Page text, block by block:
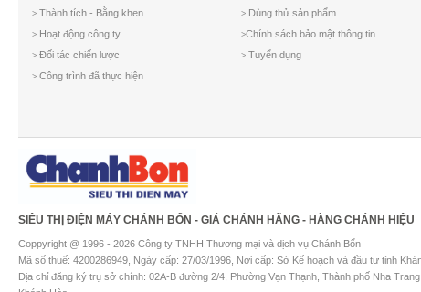
> Thành tích - Bằng khen
> Hoạt động công ty
> Đối tác chiến lược
> Công trình đã thực hiện
> Dùng thử sản phẩm
>Chính sách bảo mật thông tin
> Tuyển dụng
SIÊU THỊ ĐIỆN MÁY CHÁNH BỔN - GIÁ CHÁNH HÃNG - HÀNG CHÁNH HIỆU
Coppyright @ 1996 - 2026 Công ty TNHH Thương mại và dịch vụ Chánh Bổn
Mã số thuế: 4200286949, Ngày cấp: 27/03/1996, Nơi cấp: Sở Kế hoạch và đầu tư tỉnh
Địa chỉ đăng ký trụ sở chính: 02A-B đường 2/4, Phường Vạn Thạnh, Thành phố Nha